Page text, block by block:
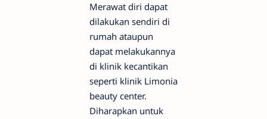
Merawat diri dapat
dilakukan sendiri di
rumah ataupun
dapat melakukannya
di klinik kecantikan
seperti klinik Limonia
beauty center.
Diharapkan untuk